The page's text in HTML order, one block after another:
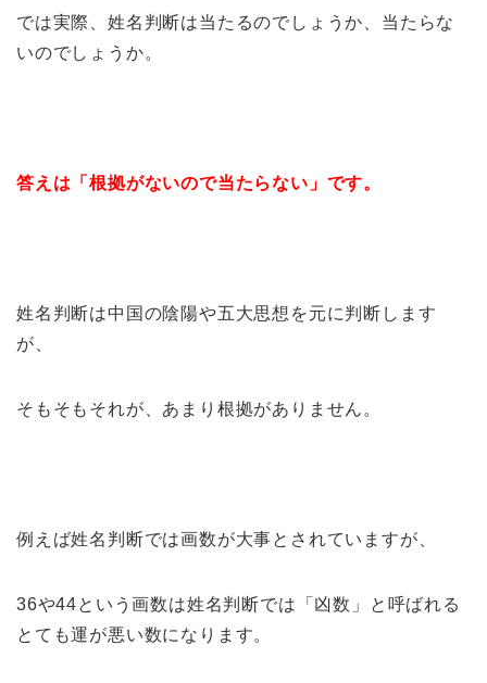
では実際、姓名判断は当たるのでしょうか、当たらな
いのでしょうか。
答えは「根拠がないので当たらない」です。
姓名判断は中国の陰陽や五大思想を元に判断します
が、
そもそもそれが、あまり根拠がありません。
例えば姓名判断では画数が大事とされていますが、
36や44という画数は姓名判断では「凶数」と呼ばれる
とても運が悪い数になります。